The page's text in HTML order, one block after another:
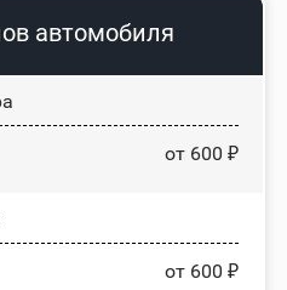
автомобиля
от 600 ₽
от 600 ₽